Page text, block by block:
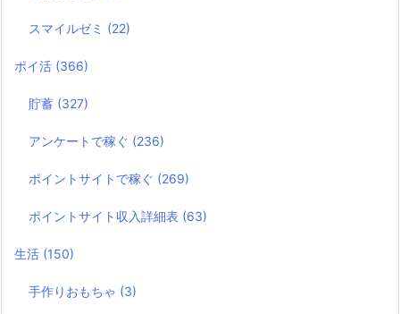
スマイルゼミ (22)
ポイ活 (366)
貯蓄 (327)
アンケートで稼ぐ (236)
ポイントサイトで稼ぐ (269)
ポイントサイト収入詳細表 (63)
生活 (150)
手作りおもちゃ (3)